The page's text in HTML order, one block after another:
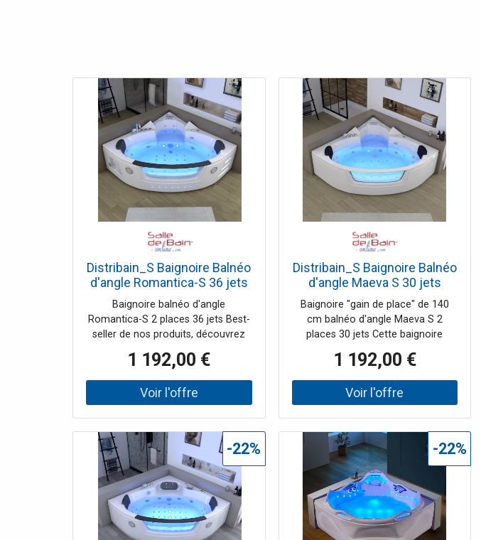
Distribain_S Baignoire Balnéo
d'angle Romantica-S 36 jets
Whirlpool
Baignoire balnéo d'angle
Romantica-S 2 places 36 jets Best-
seller de nos produits, découvrez
option, en toute modestie, juste
l'essentiel pour profiter d'un bain
relaxant à domicile, seul ou à deux.
Une fois installé dans la baignoire
relaxer par les 36 jets
d'hydromassage tout le long de
votre corps. Un régulateur permet
de gérer l'intensité des jets. Le
hublot laisse entrevoir la lumière
des spots de chromothérapie et
confère à votre salle de bain une
1 192,00 €
Distribain_S Baignoire Balnéo
d'angle Maeva S 30 jets
Whirlpool
Baignoire "gain de place" de 140
cm balnéo d'angle Maeva S 2
places 30 jets Cette baignoire
convient particulièrement aux salles
de bain étroites. Idéal pour équiper
votre salle de bain, cette baignoire
et son gain de place, avec 140cm
modèle offre 30 jets et vous
permet de découvrir la
balnéothérapie à domicile à petit
prix. Les deux places face à face
bénéficient de jets massant
savamment répartis. Avec 2x6 Jets
dorsaux, 2x2 turbobuses latérales,
1 192,00 €
-22% -22%